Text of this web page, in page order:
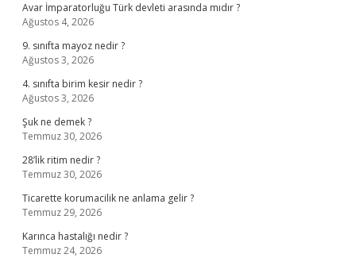
Avar İmparatorluğu Türk devleti arasında mıdır ?
Ağustos 4, 2026
9. sınıfta mayoz nedir ?
Ağustos 3, 2026
4. sınıfta birim kesir nedir ?
Ağustos 3, 2026
Şuk ne demek ?
Temmuz 30, 2026
28’lik ritim nedir ?
Temmuz 30, 2026
Ticarette korumacilik ne anlama gelir ?
Temmuz 29, 2026
Karınca hastalığı nedir ?
Temmuz 24, 2026